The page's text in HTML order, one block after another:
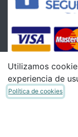
Condiciones
Utilizamos
experiencia de
Política de cookies